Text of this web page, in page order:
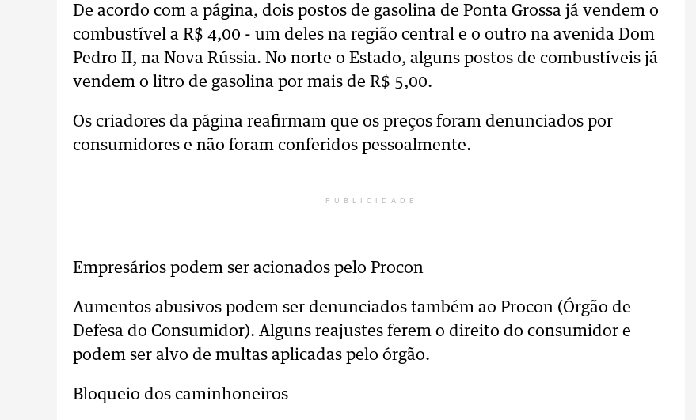
De acordo com a página, dois postos de gasolina de Ponta Grossa já vendem o
combustível a R$ 4,00 - um deles na região central e o outro na avenida Dom
Pedro II, na Nova Rússia. No norte o Estado, alguns postos de combustíveis já
vendem o litro de gasolina por mais de R$ 5,00.
Os criadores da página reafirmam que os preços foram denunciados por
consumidores e não foram conferidos pessoalmente.
PUBLICIDADE
Empresários podem ser acionados pelo Procon
Aumentos abusivos podem ser denunciados também ao Procon (Órgão de
Defesa do Consumidor). Alguns reajustes ferem o direito do consumidor e
podem ser alvo de multas aplicadas pelo órgão.
Bloqueio dos caminhoneiros